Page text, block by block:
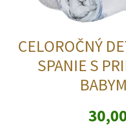
CELOROČNÝ
SPANIE S